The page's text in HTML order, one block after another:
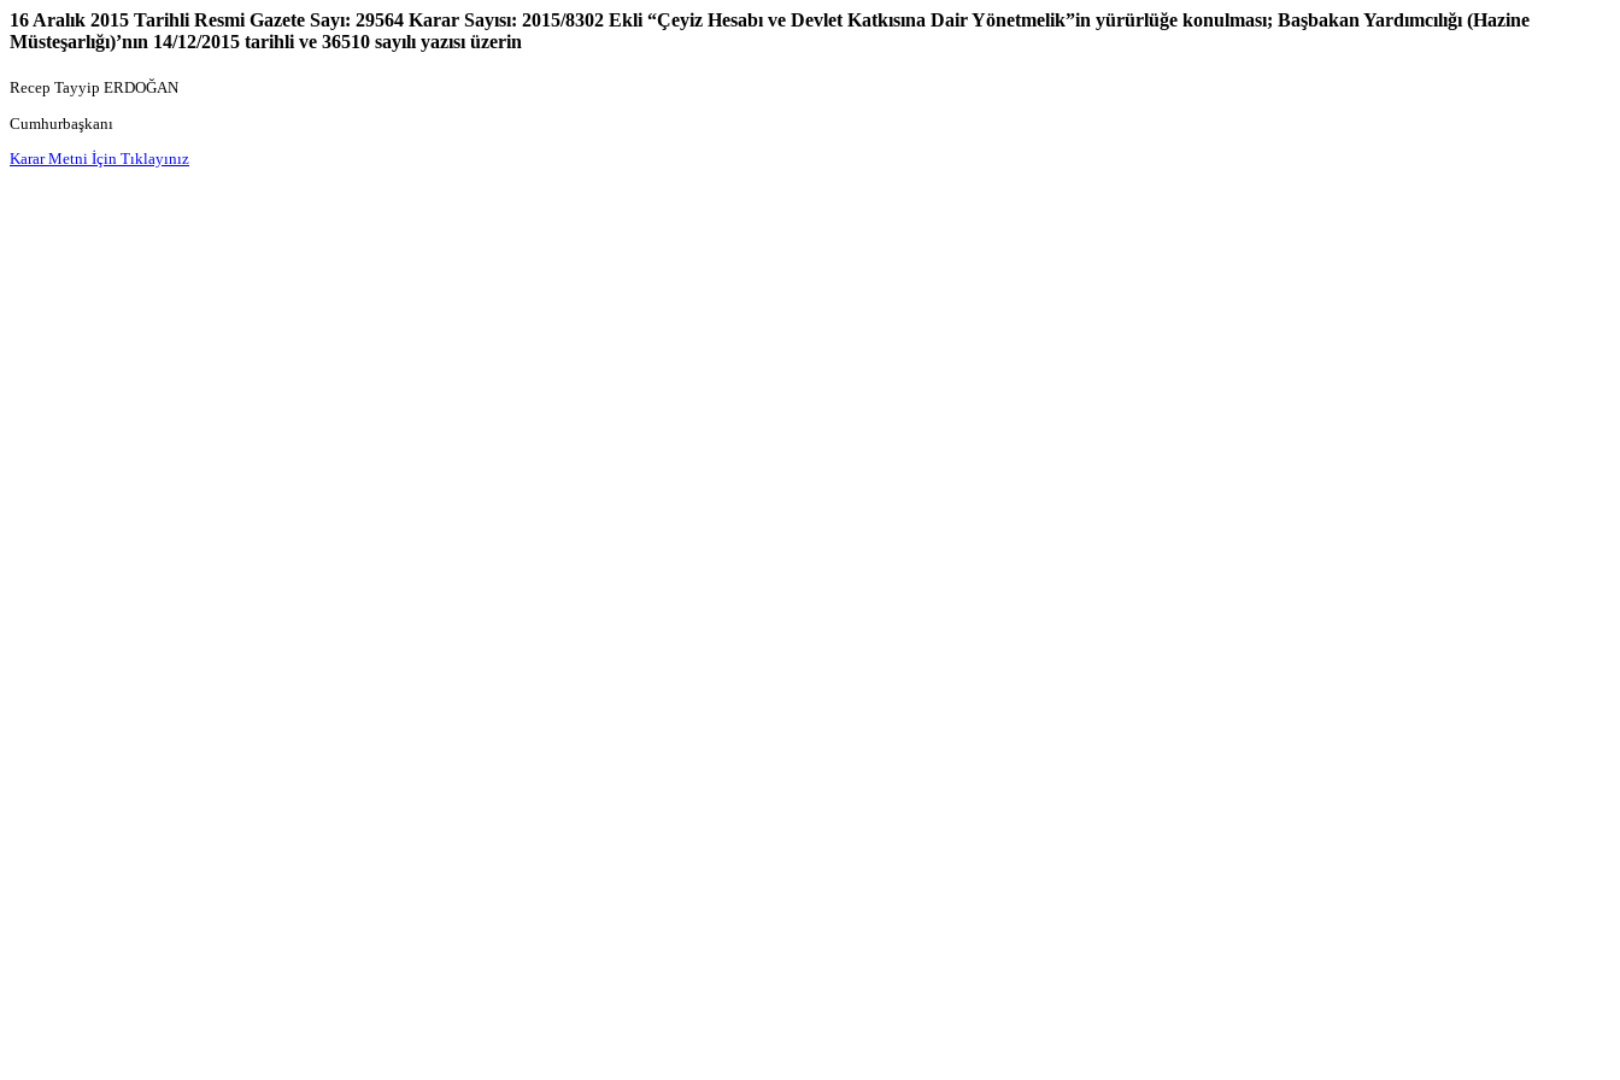
16 Aralık 2015 Tarihli Resmi Gazete Sayı: 29564 Karar Sayısı: 2015/8302 Ekli “Çeyiz Hesabı ve Devlet Katkısına Dair Yönetmelik”in yürürlüğe konulması; Başbakan Yardımcılığı (Hazine
Müsteşarlığı)’nın 14/12/2015 tarihli ve 36510 sayılı yazısı üzerin
Recep Tayyip ERDOĞAN
Cumhurbaşkanı
Karar Metni İçin Tıklayınız